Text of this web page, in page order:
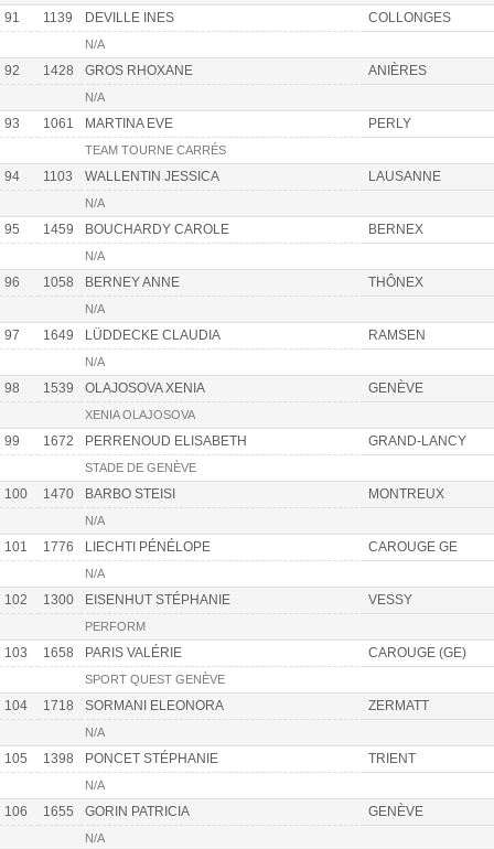
91 1139 DEVILLE INES COLLONGES
N/A
92 1428 GROS RHOXANE ANIÈRES
N/A
93 1061 MARTINA EVE PERLY
TEAM TOURNE CARRÉS
94 1103 WALLENTIN JESSICA LAUSANNE
N/A
95 1459 BOUCHARDY CAROLE BERNEX
N/A
96 1058 BERNEY ANNE THÔNEX
N/A
97 1649 LÜDDECKE CLAUDIA RAMSEN
N/A
98 1539 OLAJOSOVA XENIA GENÈVE
XENIA OLAJOSOVA
99 1672 PERRENOUD ELISABETH GRAND-LANCY
STADE DE GENÈVE
100 1470 BARBO STEISI MONTREUX
N/A
101 1776 LIECHTI PÉNÉLOPE CAROUGE GE
N/A
102 1300 EISENHUT STÉPHANIE VESSY
PERFORM
103 1658 PARIS VALÉRIE CAROUGE (GE)
SPORT QUEST GENÈVE
104 1718 SORMANI ELEONORA ZERMATT
N/A
105 1398 PONCET STÉPHANIE TRIENT
N/A
106 1655 GORIN PATRICIA GENÈVE
N/A